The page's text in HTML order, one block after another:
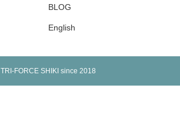
BLOG
English
TRI-FORCE SHIKI since 2018